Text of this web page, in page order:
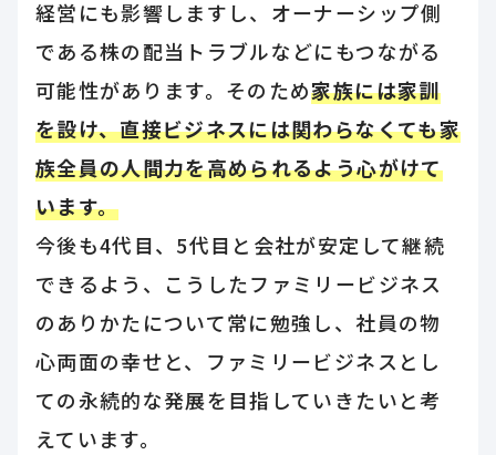
経営にも影響しますし、オーナーシップ側
である株の配当トラブルなどにもつながる
可能性があります。そのため家族には家訓
を設け、直接ビジネスには関わらなくても家
族全員の人間力を高められるよう心がけて
います。
今後も4代目、5代目と会社が安定して継続
できるよう、こうしたファミリービジネス
のありかたについて常に勉強し、社員の物
心両面の幸せと、ファミリービジネスとし
ての永続的な発展を目指していきたいと考
えています。